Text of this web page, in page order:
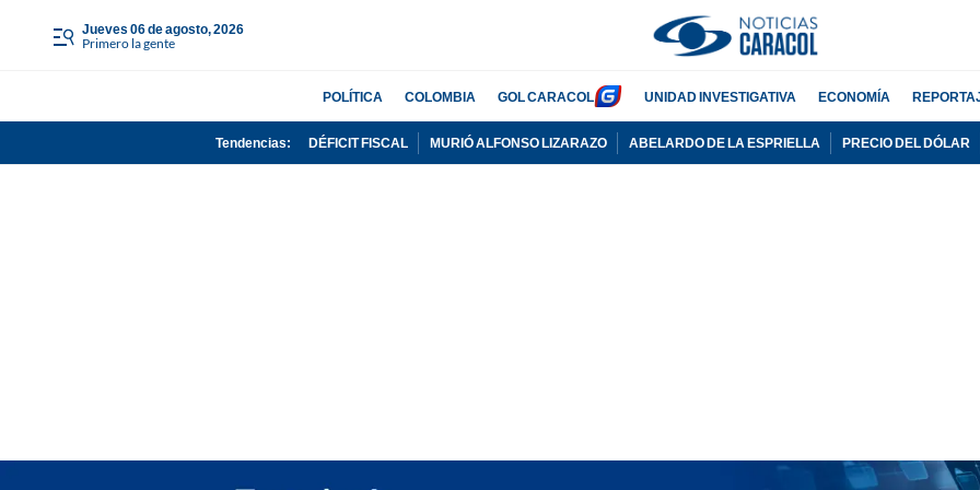
jueves 06 de agosto, 2026
Primero la gente
POLÍTICA COLOMBIA GOL CARACOL UNIDAD INVESTIGATIVA ECONOMÍA
Tendencias: DÉFICIT FISCAL MURIÓ ALFONSO LIZARAZO ABELARDO DE LA ESPRIELLA PRECIO DEL DÓLAR